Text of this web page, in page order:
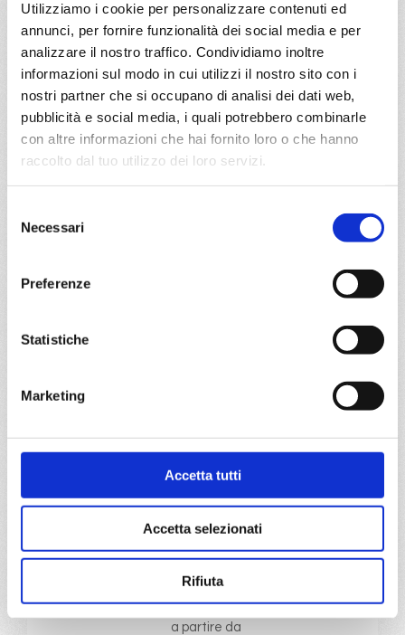
Utilizziamo i cookie per personalizzare contenuti ed
annunci, per fornire funzionalità dei social media e per
analizzare il nostro traffico. Condividiamo inoltre
informazioni sul modo in cui utilizzi il nostro sito con i
nostri partner che si occupano di analisi dei dati web,
pubblicità e social media, i quali potrebbero combinarle
con altre informazioni che hai fornito loro o che hanno
raccolto dal tuo utilizzo dei loro servizi.
delNecessari
Preferenze
Statistiche
Marketing
Accetta tutti
Accetta selezionati
Rifiuta
DETTAGLI
8 giorni
daCivitavecchiaconMSC World
Asia
Civitavecchia, Messina, Valletta, Barcellona, Marsiglia,
Genova, Civitavecchia, Provence(marseilles)
Genova, Civitavecchia, Messina, Valletta, Barcellona,
a partire da